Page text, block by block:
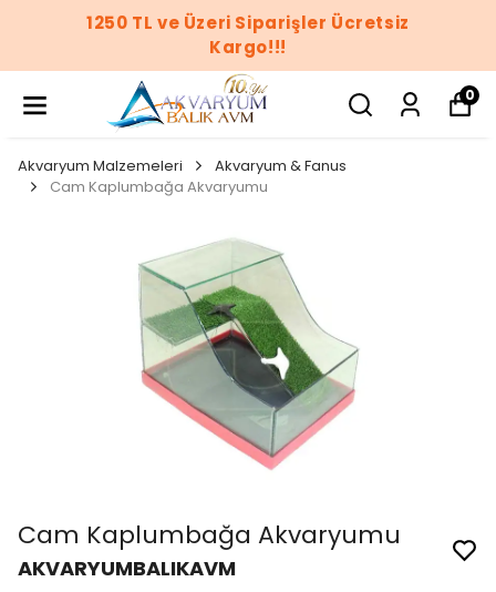
1250 TL ve Üzeri Siparişler
0
Akvaryum Malzemeleri
Akvaryum & Fanus
Cam Kaplumbağa Akvaryumu
Cam Kaplumbağa Akvaryumu
AKVARYUMBALIKAVM